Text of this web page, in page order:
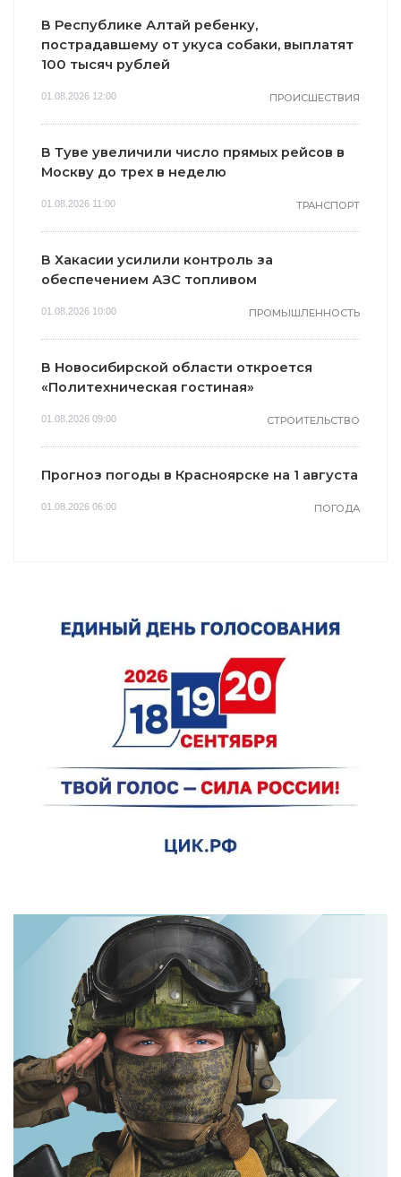
В Республике Алтай ребенку,
пострадавшему от укуса собаки, выплатят
100 тысяч рублей
01.08.2026 12:00 ПРОИСШЕСТВИЯ
В Туве увеличили число прямых рейсов в
Москву до трех в неделю
01.08.2026 11:00 ТРАНСПОРТ
В Хакасии усилили контроль за
обеспечением АЗС топливом
01.08.2026 10:00 ПРОМЫШЛЕННОСТЬ
В Новосибирской области откроется
«Политехническая гостиная»
01.08.2026 09:00 СТРОИТЕЛЬСТВО
Прогноз погоды в Красноярске на 1 августа
01.08.2026 06:00 ПОГОДА